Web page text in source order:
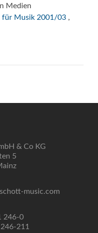
Medien
für Musik 2001/03 ,
& Co KG
5
music.com
246-0
211